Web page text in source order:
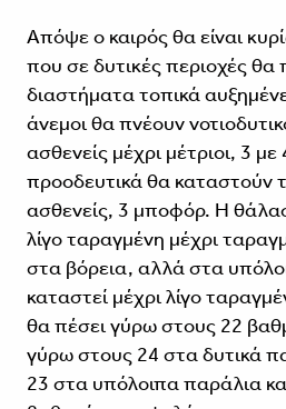
Απόψε ο καιρός θα είναι
που σε δυτικές περιοχές
διαστήματα τοπικά
άνεμοι θα πνέουν
ασθενείς μέχρι μέτριοι, 3
προοδευτικά θα καταστούν
ασθενείς, 3 μποφόρ. Η
λίγο ταραγμένη μέχρι
στα βόρεια, αλλά στα
καταστεί μέχρι λίγο
θα πέσει γύρω στους 22
γύρω στους 24 στα δυτικά
23 στα υπόλοιπα παράλια